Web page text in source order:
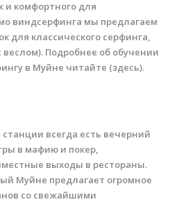
и комфортного для
виндсерфинга мы предлагаем
для классического серфинга,
веслом). Подробнее об обучении
в Муйне читайте (здесь).
всегда есть вечерний
в мафию и покер,
выходы в рестораны.
Муйне предлагает огромное
со свежайшими